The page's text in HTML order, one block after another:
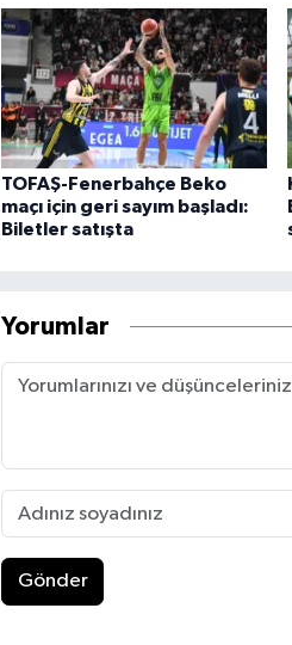
TOFAŞ-Fenerbahçe Beko
maçı için geri sayım başladı:
Biletler satışta
Yorumlar
Gönder